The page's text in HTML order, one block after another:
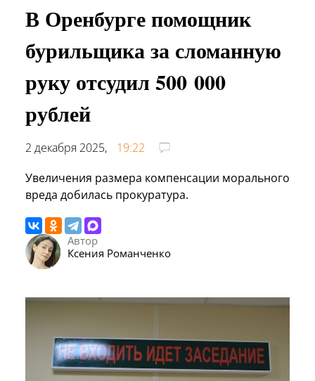
В Оренбурге помощник
бурильщика за сломанную
руку отсудил 500 000
рублей
2 декабря 2025,
19:22
Увеличения размера компенсации морального
вреда добилась прокуратура.
Автор
Ксения Романченко